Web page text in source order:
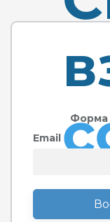
Форма
Email